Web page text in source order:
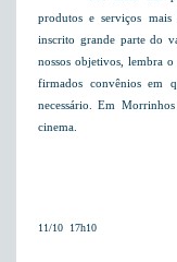
produtos e serviços mais
inscrito grande parte do
nossos objetivos, lembra
firmados convênios em
necessário. Em
cinema.
11/10  17h10